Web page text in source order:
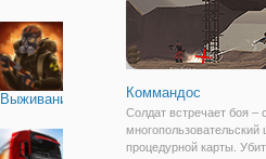
Выживание Коммандос
Солдат встречает боя –
многопользовательский
процедурной карты.